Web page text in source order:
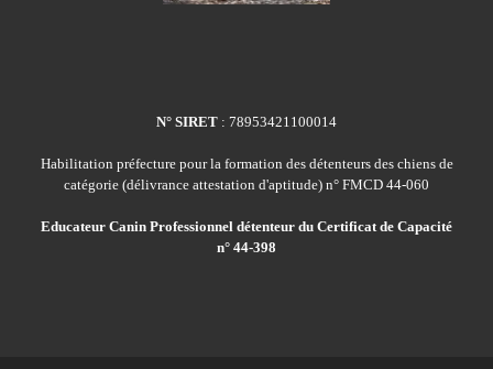
N° SIRET : 78953421100014
Habilitation préfecture pour la formation des détenteurs des chiens de
catégorie (délivrance attestation d'aptitude) n° FMCD 44-060
Educateur Canin Professionnel détenteur du Certificat de Capacité
n° 44-398